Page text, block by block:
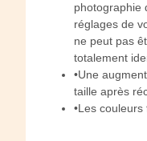
photographie
réglages de
ne peut pas
totalement
•Une
taille après
•Les couleurs